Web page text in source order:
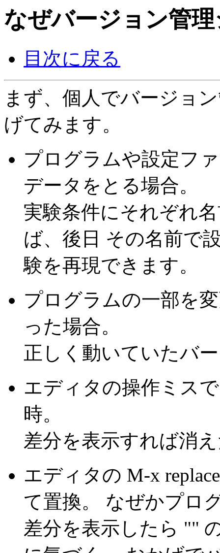
なぜバージョン管
目次に戻る
まず、個人でバージョ
げてみます。
プログラムや設定フ
データをとる場合。
実験条件にそれぞれ
ば、後日 その名前で
験を再現できます。
プログラムの一部を
った場合。
正しく動いていたバ
エディタの操作ミス
時。
差分を表示すれば消
エディタの M-x
て置換。 なぜかプロ
差分を表示したら ""